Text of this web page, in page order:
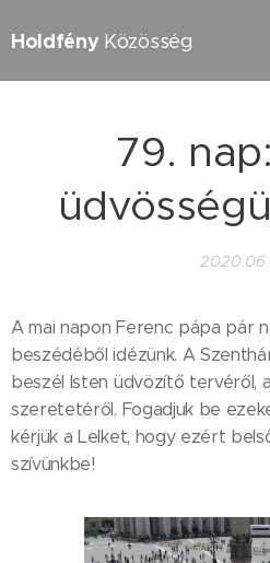
HoldfényKözösség
79.
A mai napon Ferenc pápa pár
beszédéből idézünk. A
beszél Isten üdvözítő tervéről,
szeretetéről. Fogadjuk be
kérjük a Lelket, hogy ezért
szívünkbe!